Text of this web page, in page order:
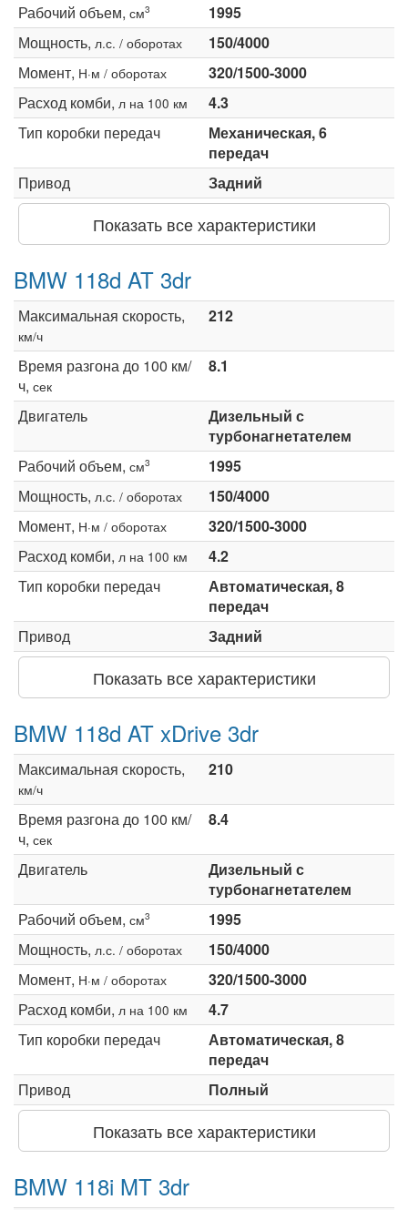
Рабочий объем, см3
1995
Мощность, л.с. / оборотах
150/4000
Момент, Н·м / оборотах
320/1500-3000
Расход комби, л на 100 км
4.3
Тип коробки передач
Механическая, 6
передач
Привод
Задний
Показать все характеристики
BMW 118d AT 3dr
Максимальная скорость,
км/ч
212
Время разгона до 100 км/
ч, сек
8.1
Двигатель
Дизельный с
турбонагнетателем
Рабочий объем, см3
1995
Мощность, л.с. / оборотах
150/4000
Момент, Н·м / оборотах
320/1500-3000
Расход комби, л на 100 км
4.2
Тип коробки передач
Автоматическая, 8
передач
Привод
Задний
Показать все характеристики
BMW 118d AT xDrive 3dr
Максимальная скорость,
км/ч
210
Время разгона до 100 км/
ч, сек
8.4
Двигатель
Дизельный с
турбонагнетателем
Рабочий объем, см3
1995
Мощность, л.с. / оборотах
150/4000
Момент, Н·м / оборотах
320/1500-3000
Расход комби, л на 100 км
4.7
Тип коробки передач
Автоматическая, 8
передач
Привод
Полный
Показать все характеристики
BMW 118i MT 3dr